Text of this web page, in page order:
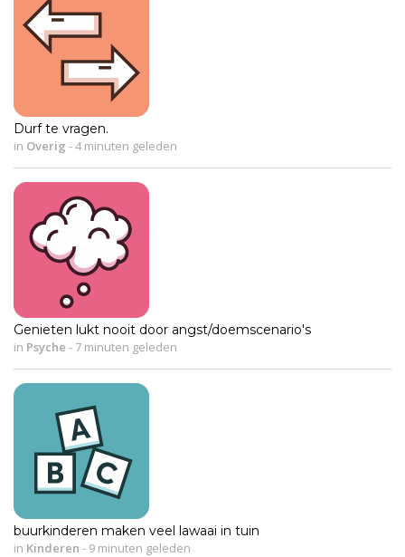
Durf te vragen.
in Overig -4 minuten geleden
Genieten lukt nooit door angst/doemscenario's
in Psyche - 7 minuten geleden
buurkinderen maken veel lawaai in tuin
in Kinderen - 9 minuten geleden